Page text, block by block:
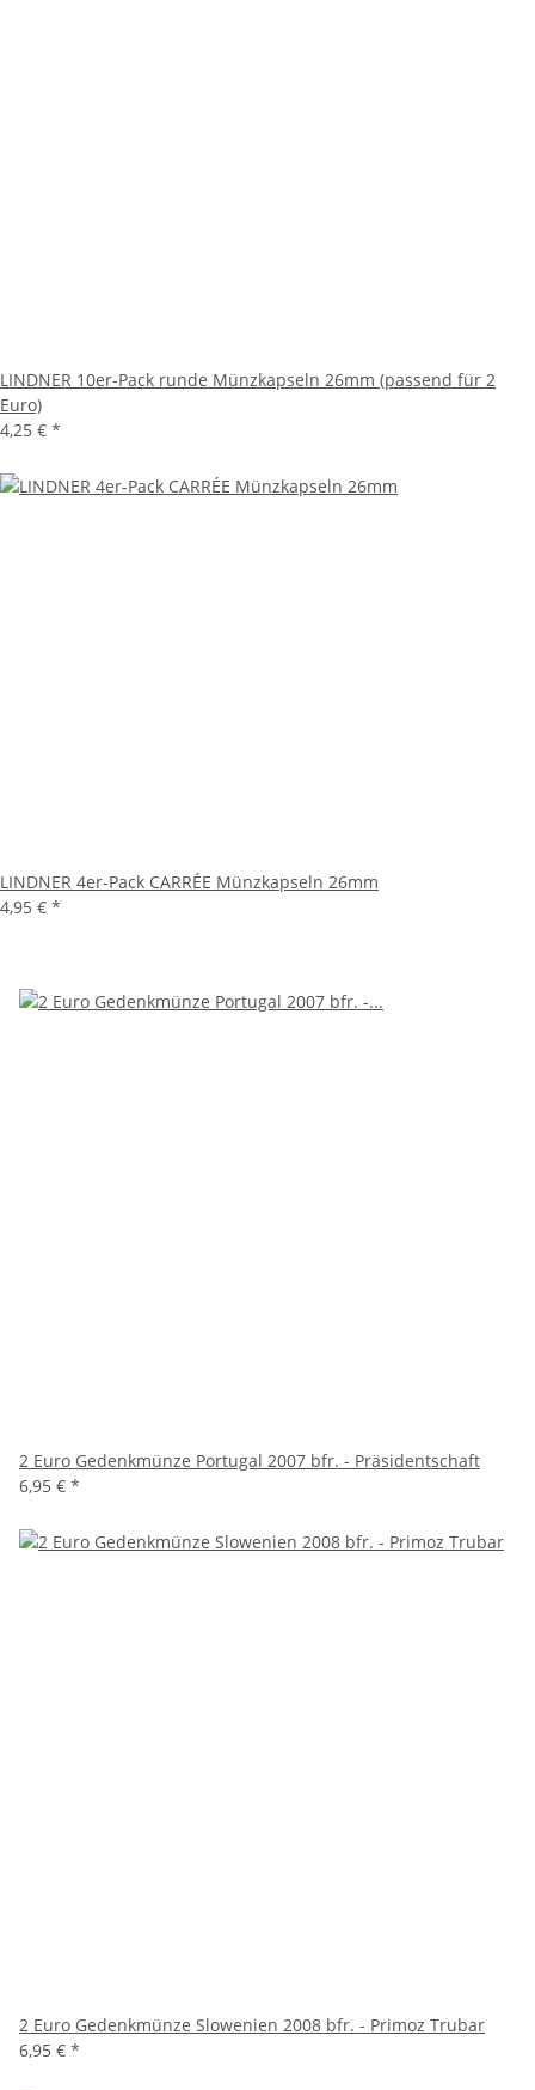
LINDNER 10er-Pack runde Münzkapseln 26mm (passend für 2
Euro)
4,25 € *
LINDNER 4er-Pack CARRÉE Münzkapseln 26mm
4,95 € *
2 Euro Gedenkmünze Portugal 2007 bfr. - Präsidentschaft
6,95 € *
2 Euro Gedenkmünze Slowenien 2008 bfr. - Primoz Trubar
6,95 € *